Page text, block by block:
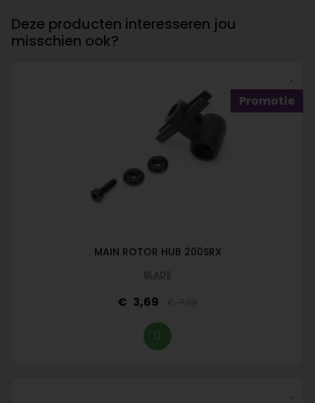
Deze producten interesseren jou
misschien ook?
Promotie
MAIN ROTOR HUB 200SRX
BLADE
3,69 7,39